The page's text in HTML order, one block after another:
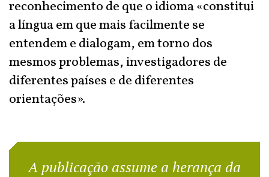
reconhecimento de que o idioma «constitui
a língua em que mais facilmente se
entendem e dialogam, em torno dos
mesmos problemas, investigadores de
diferentes países e de diferentes
orientações».
A publicação assume a herança da